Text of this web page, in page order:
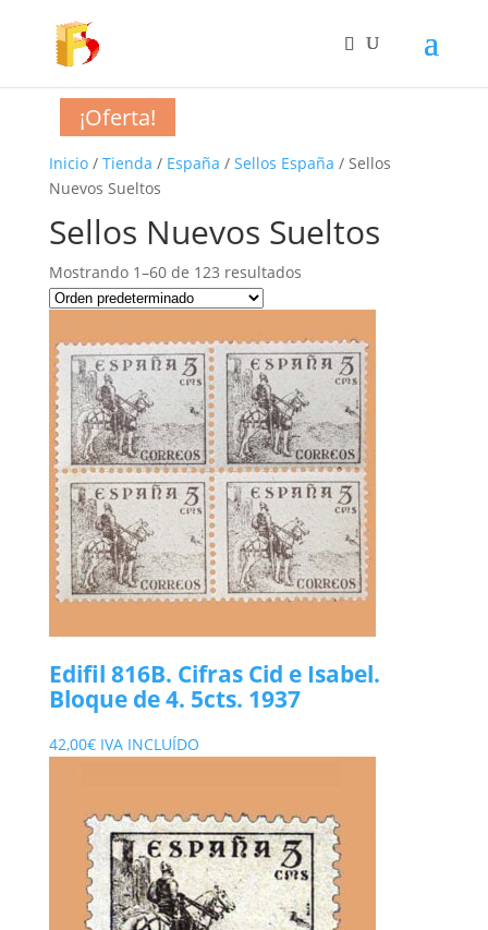
Inicio/ Tienda / España / Sellos España / Sellos
Nuevos Sueltos
Sellos Nuevos Sueltos
Mostrando 1–60 de 123 resultados
Edifil 816B. Cifras Cid e Isabel.
Bloque de 4. 5cts. 1937
42,00€ IVA INCLUÍDO
¡Oferta!
¡Oferta!
¡Oferta!
¡Oferta!
¡Oferta!
¡Oferta!
¡Oferta!
¡Oferta!
¡Oferta!
¡Oferta!
¡Oferta!
¡Oferta!
¡Oferta!
¡Oferta!
¡Oferta!
¡Oferta!
¡Oferta!
¡Oferta!
¡Oferta!
¡Oferta!
¡Oferta!
¡Oferta!
¡Oferta!
¡Oferta!
¡Oferta!